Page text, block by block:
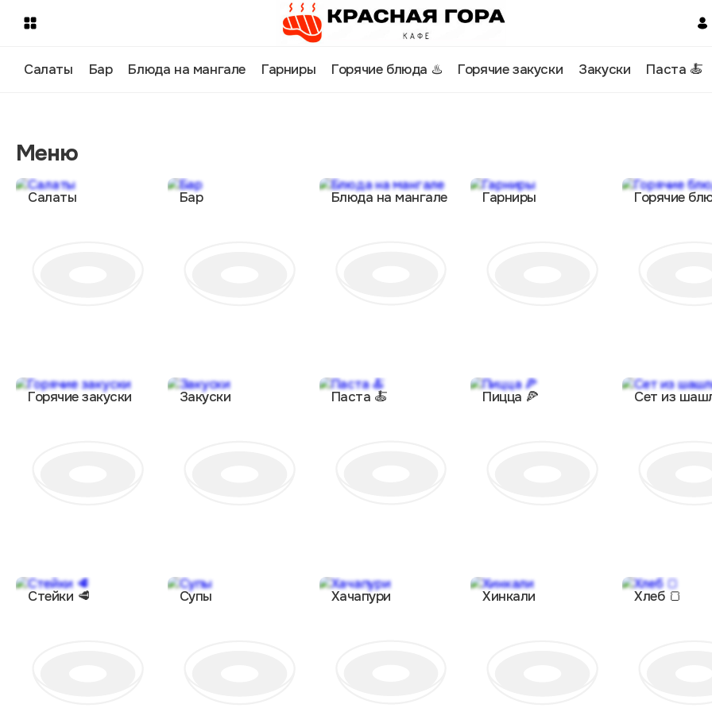
Салаты Бар Блюда на мангале Гарниры Горячие блюда ♨️ Горячие закуски Закуски Паста 🍝
Меню
Салаты Бар Блюда на мангале Гарниры Горячие
Горячие закуски Закуски Паста 🍝 Пицца 🍕 Сет из
Стейки 🥩 Супы Хачапури Хинкали Хлеб 🍞